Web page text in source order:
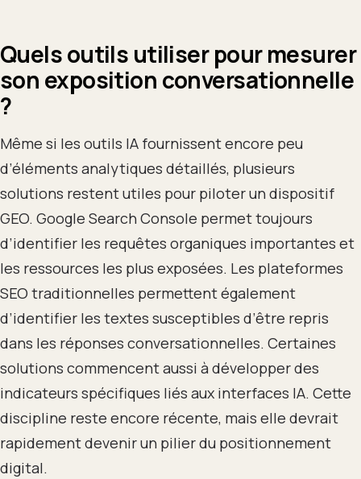
Quels outils utiliser pour mesurer
son exposition conversationnelle
?
Même si les outils IA fournissent encore peu
d’éléments analytiques détaillés, plusieurs
solutions restent utiles pour piloter un dispositif
GEO. Google Search Console permet toujours
d’identifier les requêtes organiques importantes et
les ressources les plus exposées. Les plateformes
SEO traditionnelles permettent également
d’identifier les textes susceptibles d’être repris
dans les réponses conversationnelles. Certaines
solutions commencent aussi à développer des
indicateurs spécifiques liés aux interfaces IA. Cette
discipline reste encore récente, mais elle devrait
rapidement devenir un pilier du positionnement
digital.